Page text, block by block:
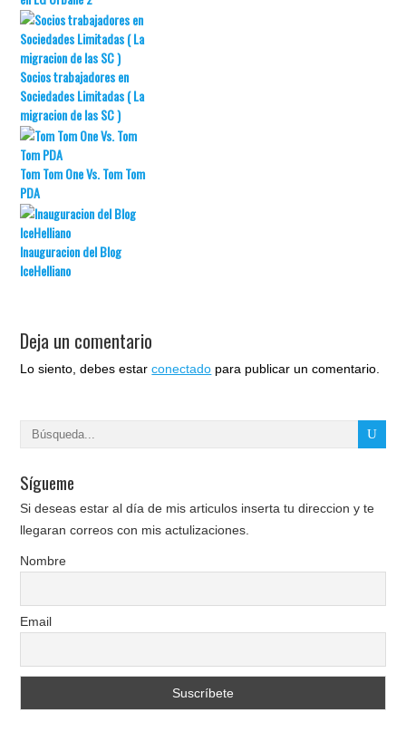
Socios trabajadores en
Sociedades Limitadas ( La
migracion de las SC )
Tom Tom One Vs. Tom Tom
PDA
Inauguracion del Blog
IceHelliano
Deja un comentario
Lo siento, debes estarconectado para publicar un comentario.
Sígueme
Si deseas estar al día de mis articulos inserta tu direccion y te
llegaran correos con mis actulizaciones.
Nombre
Email